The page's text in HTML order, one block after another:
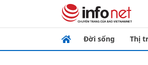
Đời sống Thị